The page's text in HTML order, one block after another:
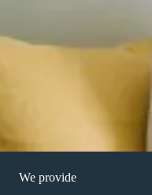
We provide